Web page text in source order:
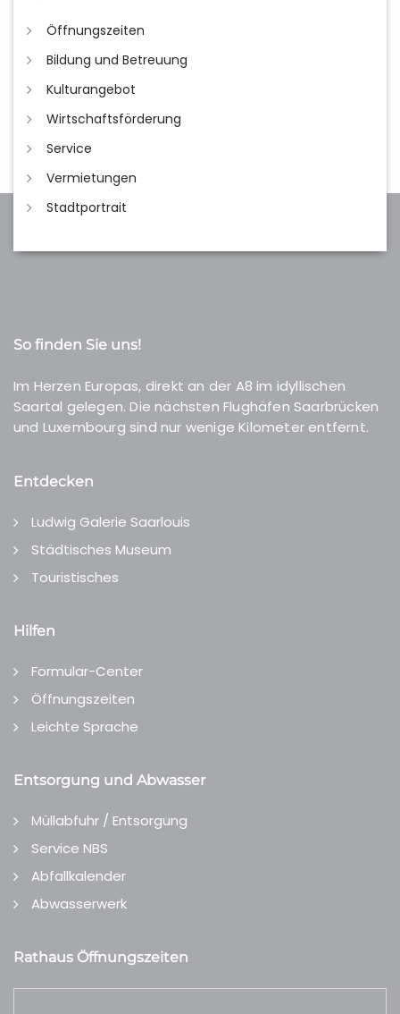
Öffnungszeiten
Bildung und Betreuung
Kulturangebot
Wirtschaftsförderung
Service
Vermietungen
Stadtportrait
So finden Sie uns!
Im Herzen Europas, direkt an der A8 im idyllischen
Saartal gelegen. Die nächsten Flughäfen Saarbrücken
und Luxembourg sind nur wenige Kilometer entfernt.
Entdecken
Ludwig Galerie Saarlouis
Städtisches Museum
Touristisches
Hilfen
Formular-Center
Öffnungszeiten
Leichte Sprache
Entsorgung und Abwasser
Müllabfuhr / Entsorgung
Service NBS
Abfallkalender
Abwasserwerk
Rathaus Öffnungszeiten